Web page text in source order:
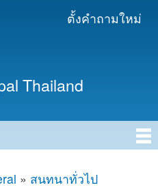
ตั้งคำถามใหม่
Thailand
» สนทนาทั่วไป